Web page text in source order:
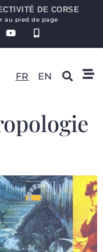
DE CORSE
au pied de page
FR EN